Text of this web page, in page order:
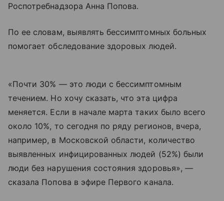
Роспотребнадзора Анна Попова.
По ее словам, выявлять бессимптомных больных
помогает обследование здоровых людей.
«Почти 30% — это люди с бессимптомным
течением. Но хочу сказать, что эта цифра
меняется. Если в начале марта таких было всего
около 10%, то сегодня по ряду регионов, вчера,
например, в Московской области, количество
выявленных инфицированных людей (52%) были
люди без нарушения состояния здоровья», —
сказала Попова в эфире Первого канала.